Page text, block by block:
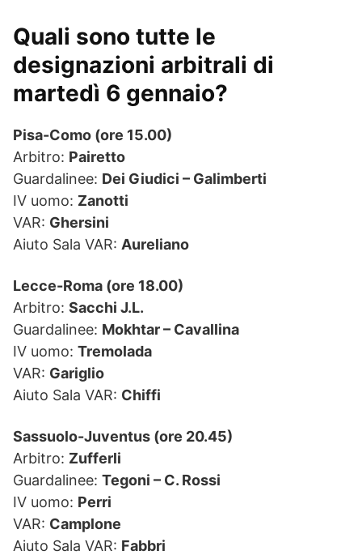
Quali sono tutte le
designazioni arbitrali di
martedì 6 gennaio?
Pisa-Como (ore 15.00)
Arbitro: Pairetto
Guardalinee: Dei Giudici – Galimberti
IV uomo: Zanotti
VAR: Ghersi­ni
Aiuto Sala VAR: Aureliano
Lecce-Roma (ore 18.00)
Arbitro: Sacchi J.L.
Guardalinee: Mokhtar – Cavallina
IV uomo: Tremolada
VAR: Gariglio
Aiuto Sala VAR: Chiffi
Sassuolo-Juventus (ore 20.45)
Arbitro: Zufferli
Guardalinee: Tegoni – C. Rossi
IV uomo: Perri
VAR: Camplone
Aiuto Sala VAR: Fabbri